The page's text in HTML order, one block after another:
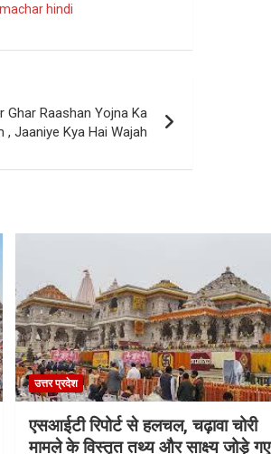
hindi
Ghar Raashan Yojna Ka
, Jaaniye Kya Hai Wajah
उत्तर प्रदेश
एसआईटी रिपोर्ट से हलचल, चढ़ावा चोरी
मामले के विस्तृत तथ्य और साक्ष्य जोड़े गए